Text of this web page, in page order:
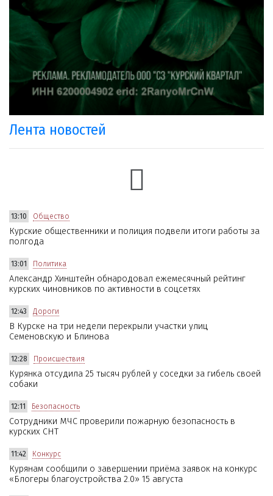
Лента новостей
13:10 Общество
Курские общественники и полиция подвели итоги работы за
полгода
13:01 Политика
Александр Хинштейн обнародовал ежемесячный рейтинг
курских чиновников по активности в соцсетях
12:43 Дороги
В Курске на три недели перекрыли участки улиц
Семеновскую и Блинова
12:28 Происшествия
Курянка отсудила 25 тысяч рублей у соседки за гибель своей
собаки
12:11 Безопасность
Сотрудники МЧС проверили пожарную безопасность в
курских СНТ
11:42 Конкурс
Курянам сообщили о завершении приёма заявок на конкурс
«Блогеры благоустройства 2.0» 15 августа